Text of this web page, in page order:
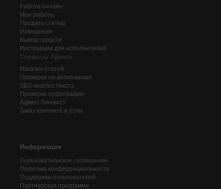
Работа онлайн
Мои работы
Продать статью
Извещения
Вывод средств
Инструкции для исполнителей
Сервисы Адвего
Магазин статей
Проверка на антиплагиат
SEO-анализ текста
Проверка орфографии
Адвего Лингвист
Заказ контента и услуг
Информация
Пользовательское соглашение
Политика конфиденциальности
Поддержка пользователей
Партнерская программа